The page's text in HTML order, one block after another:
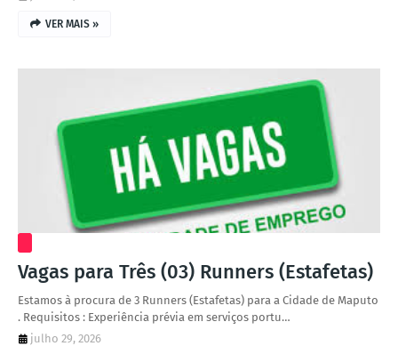
VER MAIS »
Vagas para Três (03) Runners (Estafetas)
Estamos à procura de 3 Runners (Estafetas) para a Cidade de Maputo
. Requisitos : Experiência prévia em serviços portu…
julho 29, 2026